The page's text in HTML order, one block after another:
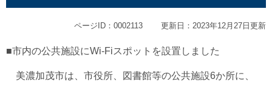
ページID：0002113 更新日：2023年12月27日更新
■市内の公共施設にWi-Fiスポットを設置しました
美濃加茂市は、市役所、図書館等の公共施設6か所に、